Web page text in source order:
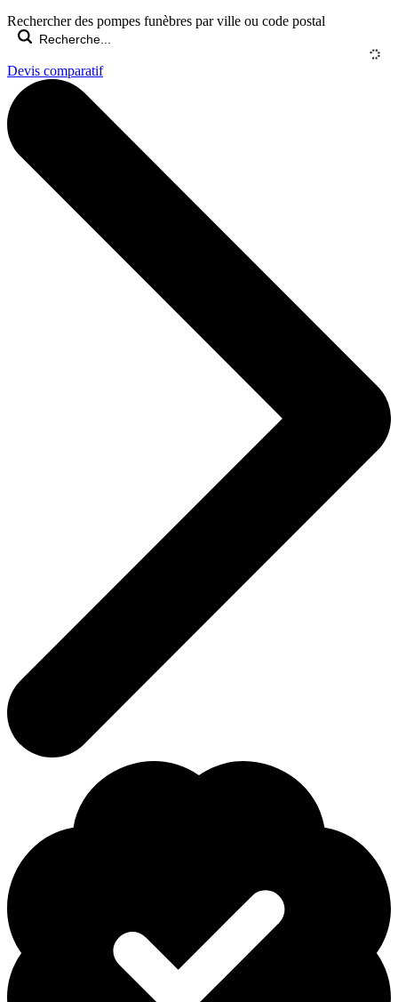
Rechercher des pompes funèbres par ville ou code postal
Devis comparatif